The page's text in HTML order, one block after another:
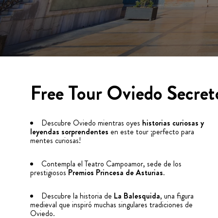
Free Tour Oviedo
Descubre Oviedo mientras oyes historias curiosas y
leyendas sorprendentes en este tour ¡perfecto para
mentes curiosas!
Contempla el Teatro Campoamor, sede de los
prestigiososPremios Princesa de Asturias.
Descubre la historia de La Balesquida, una figura
medieval que inspiró muchas singulares tradiciones de
Oviedo.